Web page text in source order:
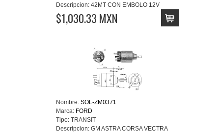
Descripcion: 42MT CON EMBOLO 12V
$1,030.33 MXN
Nombre: SOL-ZM0371
Marca: FORD
Tipo: TRANSIT
Descripcion: GM ASTRA CORSA VECTRA